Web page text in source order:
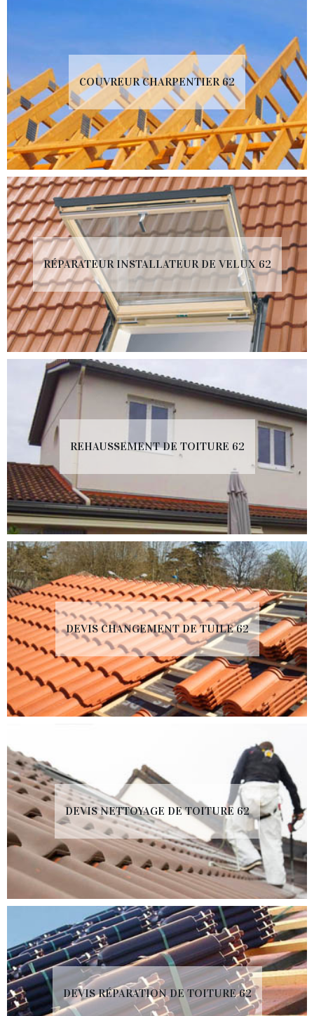
COUVREUR CHARPENTIER 62
RÉPARATEUR INSTALLATEUR DE VELUX 62
REHAUSSEMENT DE TOITURE 62
DEVIS CHANGEMENT DE TUILE 62
DEVIS NETTOYAGE DE TOITURE 62
DEVIS RÉPARATION DE TOITURE 62